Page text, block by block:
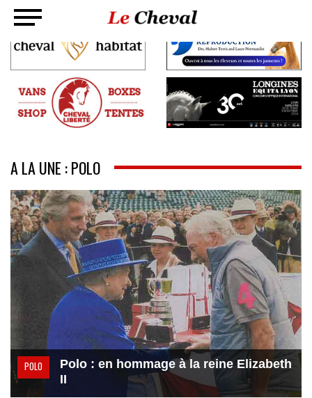
A LA UNE : POLO
POLO
Polo : en hommage à la reine Elizabeth
II